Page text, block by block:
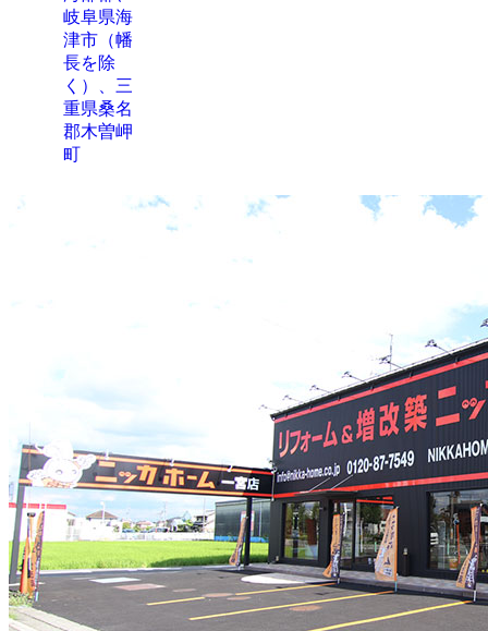
岐阜県海
津市（幡
長を除
く）、三
重県桑名
郡木曽岬
町